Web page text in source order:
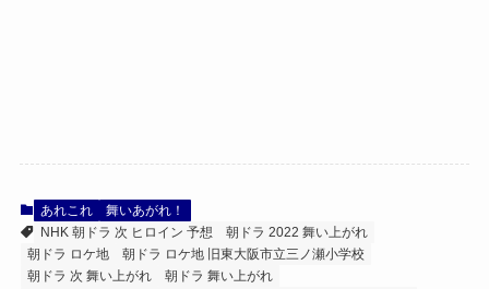
あれこれ
舞いあがれ！
NHK 朝ドラ 次 ヒロイン 予想
朝ドラ 2022 舞い上がれ
朝ドラ ロケ地
朝ドラ ロケ地 旧東大阪市立三ノ瀬小学校
朝ドラ 次 舞い上がれ
朝ドラ 舞い上がれ